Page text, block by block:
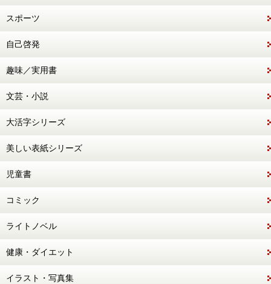
スポーツ
自己啓発
趣味／実用書
文芸・小説
大活字シリーズ
美しい表紙シリーズ
児童書
コミック
ライトノベル
健康・ダイエット
イラスト・写真集